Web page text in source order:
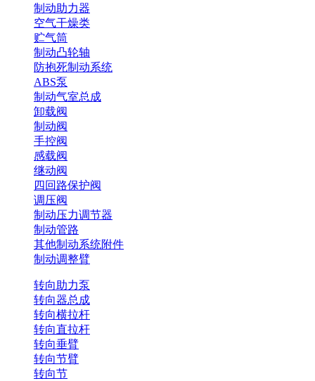
制动助力器
空气干燥类
贮气筒
制动凸轮轴
防抱死制动系统
ABS泵
制动气室总成
卸载阀
制动阀
手控阀
感载阀
继动阀
四回路保护阀
调压阀
制动压力调节器
制动管路
其他制动系统附件
制动调整臂
转向助力泵
转向器总成
转向横拉杆
转向直拉杆
转向垂臂
转向节臂
转向节